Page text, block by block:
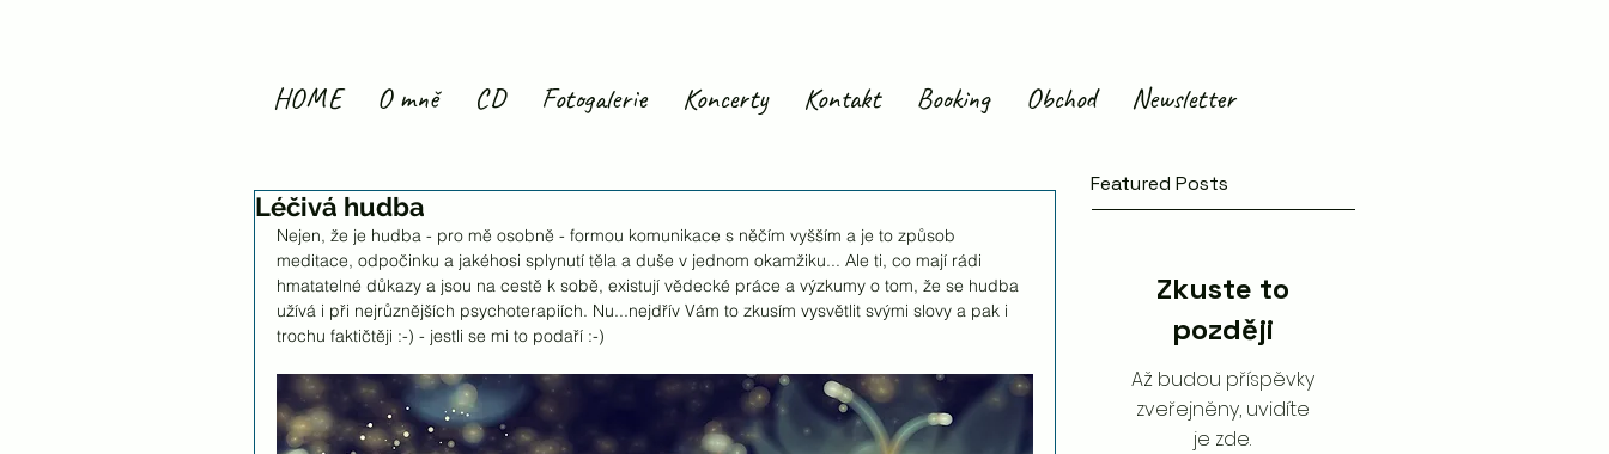
HOME O mně CD Fotogalerie Koncerty Kontakt Booking Obchod Newsletter
Léčivá hudba
Nejen, že je hudba - pro mě osobně - formou komunikace s něčím vyšším a je to způsob
meditace, odpočinku a jakéhosi splynutí těla a duše v jednom okamžiku... Ale ti, co mají rádi
hmatatelné důkazy a jsou na cestě k sobě, existují vědecké práce a výzkumy o tom, že se hudba
užívá i při nejrůznějších psychoterapiích. Nu...nejdřív Vám to zkusím vysvětlit svými slovy a pak i
trochu faktičtěji :-) - jestli se mi to podaří :-)
Featured Posts
Zkuste to
později
Až budou příspěvky
zveřejněny, uvidíte
je zde.